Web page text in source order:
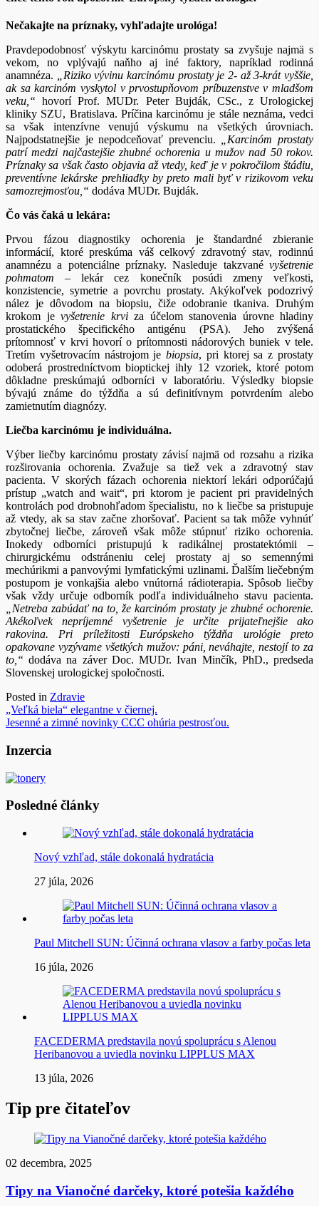
Nečakajte na príznaky, vyhľadajte urológa!
Pravdepodobnosť výskytu karcinómu prostaty sa zvyšuje najmä s
vekom, no vplývajú naňho aj iné faktory, napríklad rodinná
anamnéza.
„Riziko vývinu karcinómu prostaty je 2- až 3-krát vyššie,
ak sa karcinóm vyskytol v prvostupňovom príbuzenstve v mladšom
veku,“ hovorí Prof. MUDr. Peter Bujdák, CSc., z Urologickej
kliniky SZU, Bratislava. Príčina karcinómu je stále neznáma, vedci
sa však intenzívne venujú výskumu na všetkých úrovniach.
Najpodstatnejšie je nepodceňovať prevenciu.
„Karcinóm prostaty
patrí medzi najčastejšie zhubné ochorenia u mužov nad 50 rokov.
Príznaky sa však často objavia až vtedy, keď je v pokročilom štádiu,
preventívne lekárske prehliadky by preto mali byť v rizikovom veku
samozrejmosťou,“ dodáva MUDr. Bujdák.
Čo vás čaká u lekára:
Prvou fázou diagnostiky ochorenia je štandardné zbieranie
informácií, ktoré preskúma váš celkový zdravotný stav, rodinnú
anamnézu a potenciálne príznaky. Nasleduje takzvané vyšetrenie
pohmatom – lekár cez konečník posúdi zmeny veľkosti,
konzistencie, symetrie a povrchu prostaty. Akýkoľvek podozrivý
nález je dôvodom na biopsiu, čiže odobranie tkaniva. Druhým
krokom je vyšetrenie krviza účelom stanovenia úrovne hladiny
prostatického špecifického antigénu (PSA). Jeho zvýšená
prítomnosť v krvi hovorí o prítomnosti nádorových buniek v tele.
Tretím vyšetrovacím nástrojom jebiopsia, pri ktorej sa z prostaty
odoberá prostredníctvom bioptickej ihly 12 vzoriek, ktoré potom
dôkladne preskúmajú odborníci v laboratóriu. Výsledky biopsie
bývajú známe do týždňa a sú definitívnym potvrdením alebo
zamietnutím diagnózy.
Liečba karcinómu je individuálna.
Výber liečby karcinómu prostaty závisí najmä od rozsahu a rizika
rozširovania ochorenia. Zvažuje sa tiež vek a zdravotný stav
pacienta. V skorých fázach ochorenia niektorí lekári odporúčajú
prístup „watch and wait“, pri ktorom je pacient pri pravidelných
kontrolách pod drobnohľadom špecialistu, no k liečbe sa pristupuje
až vtedy, ak sa stav začne zhoršovať. Pacient sa tak môže vyhnúť
zbytočnej liečbe, zároveň však môže stúpnuť riziko ochorenia.
Inokedy odborníci pristupujú k radikálnej prostatektómii –
chirurgickému odstráneniu celej prostaty aj so semennými
mechúrikmi a panvovými lymfatickými uzlinami. Ďalším liečebným
postupom je vonkajšia alebo vnútorná rádioterapia. Spôsob liečby
však vždy určuje odborník podľa individuálneho stavu pacienta.
„Netreba zabúdať na to, že karcinóm prostaty je zhubné ochorenie.
Akékoľvek nepríjemné vyšetrenie je určite prijateľnejšie ako
rakovina. Pri príležitosti Európskeho týždňa urológie preto
opakovane vyzývame všetkých mužov: páni, neváhajte, nestojí to za
to,“ dodáva na záver Doc. MUDr. Ivan Minčík, PhD., predseda
Slovenskej urologickej spoločnosti.
Posted in Zdravie
Navigácia
v
článku
„Veľká biela“ elegantne v čiernej.
Jesenné a zimné novinky CCC ohúria pestrosťou.
Inzercia
Posledné články
Nový vzhľad, stále dokonalá hydratácia
27 júla, 2026
Paul Mitchell SUN: Účinná ochrana vlasov a farby počas leta
16 júla, 2026
FACEDERMA predstavila novú spoluprácu s Alenou
Heribanovou a uviedla novinku LIPPLUS MAX
13 júla, 2026
Tip pre čitateľov
02 decembra, 2025
Tipy na Vianočné darčeky, ktoré potešia každého